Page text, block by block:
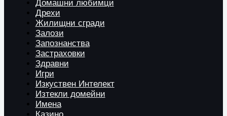
Домашни любимци
Дрехи
Жилищни сгради
Залози
Запознанства
Застраховки
Здравни
Игри
Изкуствен Интелект
Изтекли домейни
Имена